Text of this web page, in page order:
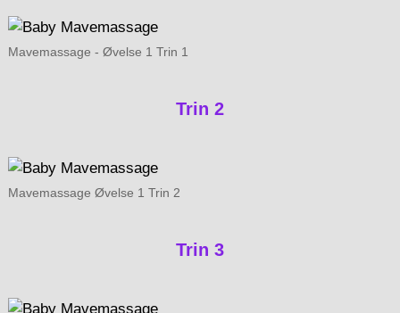
Mavemassage - Øvelse 1 Trin 1
Trin 2
Mavemassage Øvelse 1 Trin 2
Trin 3